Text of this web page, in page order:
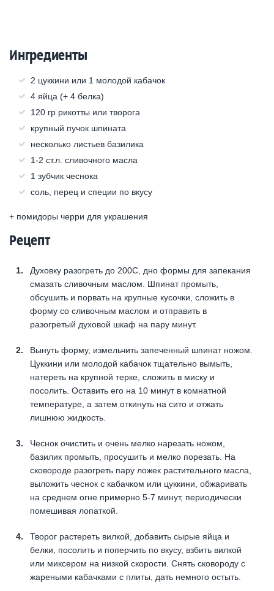
Ингредиенты
2 цуккини или 1 молодой кабачок
4 яйца (+ 4 белка)
120 гр рикотты или творога
крупный пучок шпината
несколько листьев базилика
1-2 ст.л. сливочного масла
1 зубчик чеснока
соль, перец и специи по вкусу
+ помидоры черри для украшения
Рецепт
Духовку разогреть до 200С, дно формы для запекания
смазать сливочным маслом. Шпинат промыть,
обсушить и порвать на крупные кусочки, сложить в
форму со сливочным маслом и отправить в
разогретый духовой шкаф на пару минут.
Вынуть форму, измельчить запеченный шпинат ножом.
Цуккини или молодой кабачок тщательно вымыть,
натереть на крупной терке, сложить в миску и
посолить. Оставить его на 10 минут в комнатной
температуре, а затем откинуть на сито и отжать
лишнюю жидкость.
Чеснок очистить и очень мелко нарезать ножом,
базилик промыть, просушить и мелко порезать. На
сковороде разогреть пару ложек растительного масла,
выложить чеснок с кабачком или цуккини, обжаривать
на среднем огне примерно 5-7 минут, периодически
помешивая лопаткой.
Творог растереть вилкой, добавить сырые яйца и
белки, посолить и поперчить по вкусу, взбить вилкой
или миксером на низкой скорости. Снять сковороду с
жареными кабачками с плиты, дать немного остыть.